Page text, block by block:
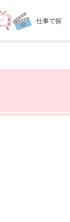
仕事で探
す